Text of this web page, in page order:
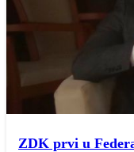
ZDK prvi u